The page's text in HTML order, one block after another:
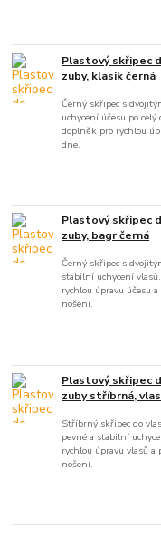
Plastový skřipec
zuby, klasik černá
Černý skřipec s
uchycení účesu po
doplněk pro rychlou
dne.
Plastový skřipec
zuby, bagr černá
Černý skřipec s
stabilní uchycení
rychlou úpravu účesu
nošení.
Plastový skřipec
zuby stříbrná,
Stříbrný skřipec do
pevné a stabilní
rychlou úpravu vlasů
nošení.